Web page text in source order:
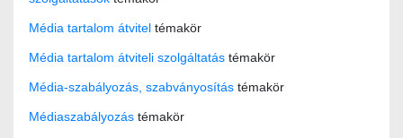
Média tartalom átvitel témakör
Média tartalom átviteli szolgáltatás témakör
Média-szabályozás, szabványosítás témakör
Médiaszabályozás témakör